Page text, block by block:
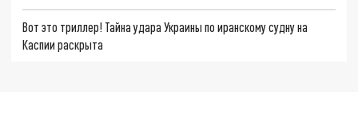
Вот это триллер! Тайна удара Украины по иранскому судну на
Каспии раскрыта